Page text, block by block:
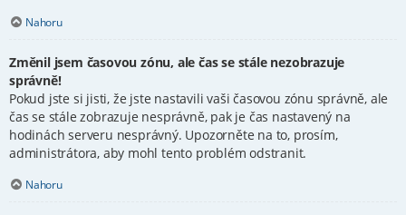
Nahoru
Změnil jsem časovou zónu, ale čas se stále nezobrazuje
správně!
Pokud jste si jisti, že jste nastavili vaši časovou zónu správně, ale
čas se stále zobrazuje nesprávně, pak je čas nastavený na
hodinách serveru nesprávný. Upozorněte na to, prosím,
administrátora, aby mohl tento problém odstranit.
Nahoru